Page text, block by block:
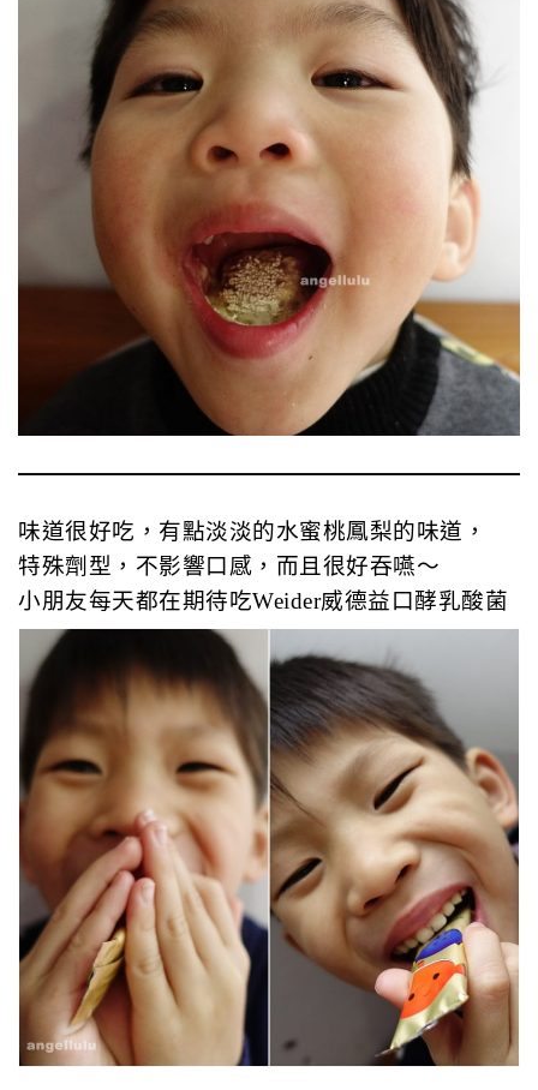
味道很好吃，有點淡淡的水蜜桃鳳梨的味道，
特殊劑型，不影響口感，而且很好吞嚥～
小朋友每天都在期待吃Weider威德益口酵乳酸菌